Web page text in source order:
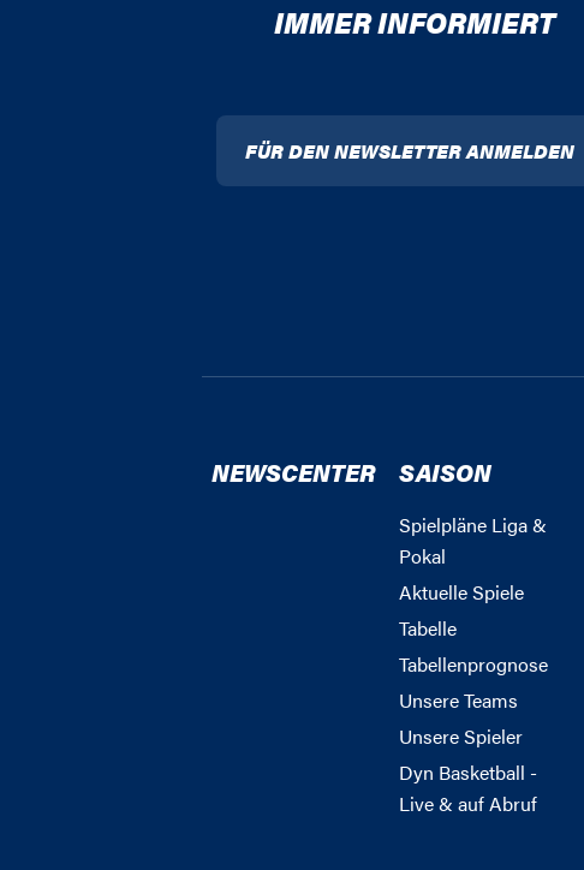
IMMER INFORMIERT
FÜR DEN NEWSLETTER ANMELDEN
NEWSCENTER SAISON
Spielpläne Liga &
Pokal
Aktuelle Spiele
Tabelle
Tabellenprognose
Unsere Teams
Unsere Spieler
Dyn Basketball -
Live & auf Abruf